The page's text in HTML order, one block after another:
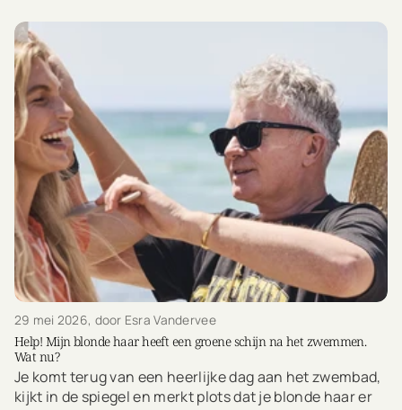
29 mei 2026, door Esra Vandervee
Help! Mijn blonde haar heeft een groene schijn na het zwemmen.
Wat nu?
Je komt terug van een heerlijke dag aan het zwembad,
kijkt in de spiegel en merkt plots dat je blonde haar er